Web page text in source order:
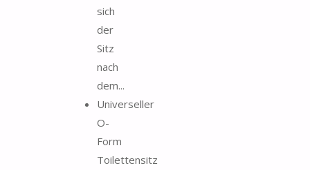
sich
der
Sitz
nach
dem...
Universeller
O-
Form
Toilettensitz